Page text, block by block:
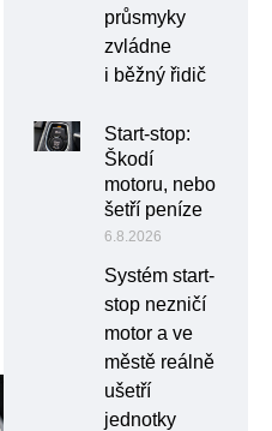
průsmyky
zvládne
i běžný řidič
Start-stop:
Škodí
motoru, nebo
šetří peníze
6.8.2026
Systém start-
stop nezničí
motor a ve
městě reálně
ušetří
jednotky